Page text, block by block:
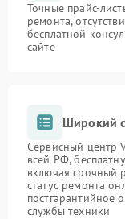
Точные прайс-
ремонта,
бесплатной
сайте
Широкий
Сервисный центр
всей РФ,
включая срочный
статус ремонта
постгарантийное
службы техники